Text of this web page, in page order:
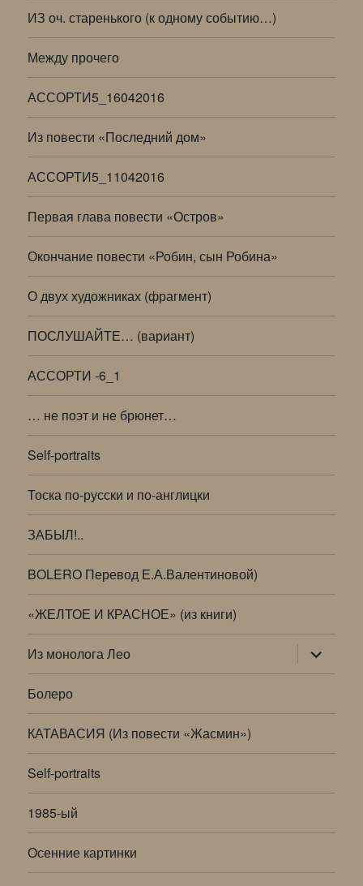
ИЗ оч. старенького (к одному событию…)
Между прочего
АССОРТИ5_16042016
Из повести «Последний дом»
АССОРТИ5_11042016
Первая глава повести «Остров»
Окончание повести «Робин, сын Робина»
О двух художниках (фрагмент)
ПОСЛУШАЙТЕ… (вариант)
АССОРТИ -6_1
… не поэт и не брюнет…
Self-portraits
Тоска по-русски и по-англицки
ЗАБЫЛ!..
BOLERO Перевод Е.А.Валентиновой)
«ЖЕЛТОЕ И КРАСНОЕ» (из книги)
Из монолога Лео раскрыть
дочернее
меню
Болеро
КАТАВАСИЯ (Из повести «Жасмин»)
Self-portraits
1985-ый
Осенние картинки